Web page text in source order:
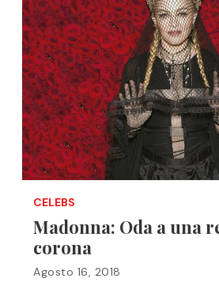
CELEBS
Madonna: Oda a una
corona
Agosto 16, 2018